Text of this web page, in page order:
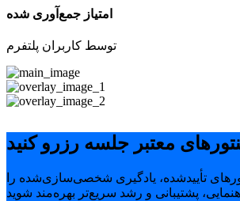
امتیاز جمع‌آوری شده
توسط کاربران پلتفرم
معتبر جلسه رزرو کنید
تأییدشده، یادگیری شخصی‌سازی‌شده را
پشتیبانی و رشد سریع‌تر بهره‌مند شوید